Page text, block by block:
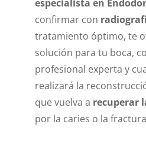
especialista en
confirmar con
tratamiento óptimo, te
solución para tu boca,
profesional experta y
realizará la
que vuelva a recuperar
por la caries o la